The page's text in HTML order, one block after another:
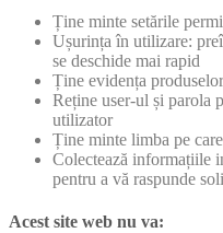
Ține minte setările
Ușurința în utilizare:
se deschide mai rapid
Ține evidența
Reține user-ul și parola
utilizator
Ține minte limba pe
Colectează informațiile
pentru a vă raspunde
Acest site web nu va: